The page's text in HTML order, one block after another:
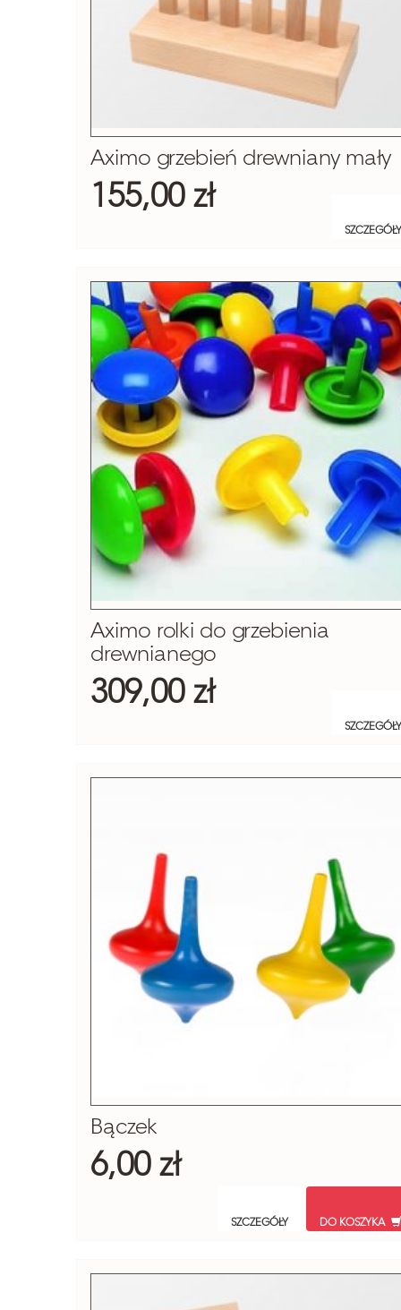
Aximo grzebień drewniany mały
155,00 zł
SZCZEGÓŁY
Aximo rolki do grzebienia
drewnianego
309,00 zł
SZCZEGÓŁY
Bączek
6,00 zł
SZCZEGÓŁY DO KOSZYKA